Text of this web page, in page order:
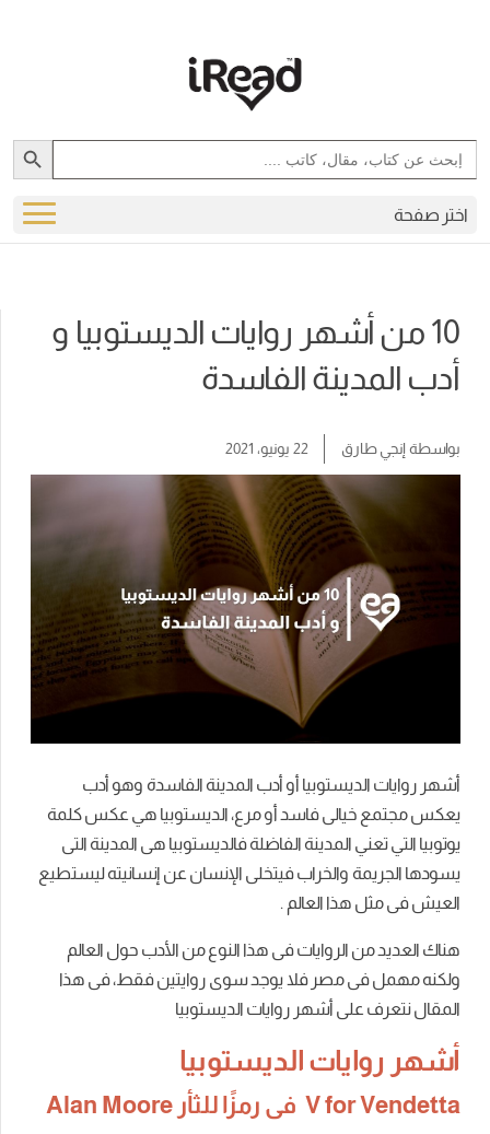
Search
for:
Search Button
اختر صفحة
10 من أشهر روايات الديستوبيا و
أدب المدينة الفاسدة
بواسطةإنجي طارق 22 يونيو، 2021
أشهر روايات الديستوبيا أو أدب المدينة الفاسدة وهو أدب
يعكس مجتمع خيالى فاسد أو مرع، الديستوبيا هي عكس كلمة
يوتوبيا التي تعني المدينة الفاضلة فالديستوبيا هى المدينة التى
يسودها الجريمة والخراب فيتخلى الإنسان عن إنسانيته ليستطيع
العيش فى مثل هذا العالم .
هناك العديد من الروايات فى هذا النوع من الأدب حول العالم
ولكنه مهمل فى مصر فلا يوجد سوى روايتين فقط، فى هذا
المقال نتعرف على أشهر روايات الديستوبيا
أشهر روايات الديستوبيا
V for Vendetta فى رمزًا للثأر Alan Moore